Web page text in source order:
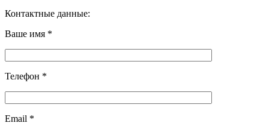
Контактные данные:
Ваше имя *
Телефон *
Email *